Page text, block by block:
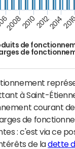
de
de
2008201020122014
à Saint-
courant de
de
: c'est via ce
de ladette